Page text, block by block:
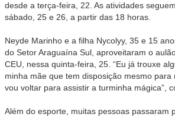
desde a terça-feira, 22. As atividades
sábado, 25 e 26, a partir das 18 horas.
Neyde Marinho e a filha Nycolyy, 35 e 15
do Setor Araguaína Sul, aproveitaram o
CEU, nessa quinta-feira, 25. “Eu já trouxe
minha mãe que tem disposição mesmo para
vou voltar para assistir a turminha mágica”,
Além do esporte, muitas pessoas passaram